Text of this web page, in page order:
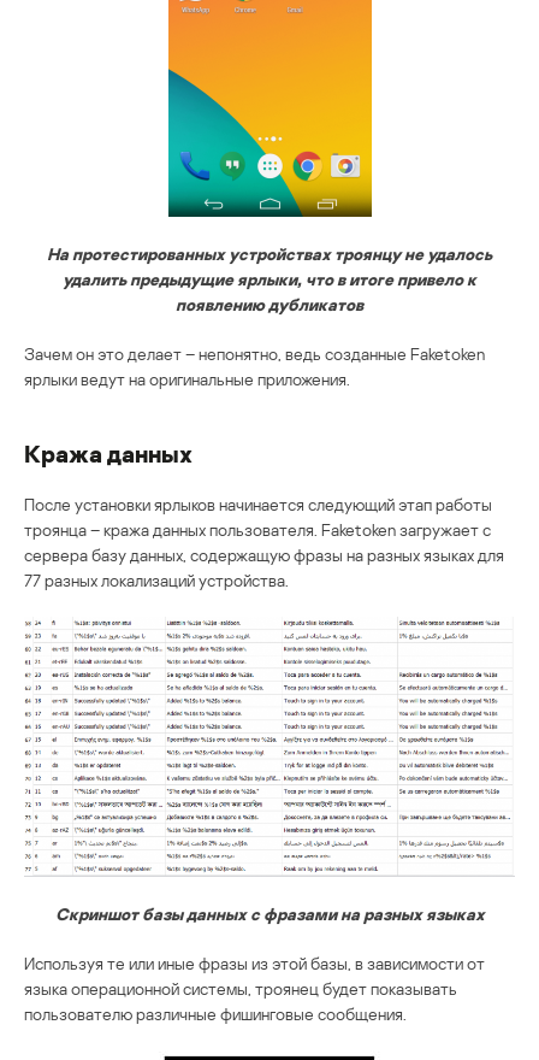
На протестированных устройствах троянцу не удалось
удалить предыдущие ярлыки, что в итоге привело к
появлению дубликатов
Зачем он это делает – непонятно, ведь созданные Faketoken
ярлыки ведут на оригинальные приложения.
Кража данных
После установки ярлыков начинается следующий этап работы
троянца – кража данных пользователя. Faketoken загружает с
сервера базу данных, содержащую фразы на разных языках для
77 разных локализаций устройства.
Скриншот базы данных с фразами на разных языках
Используя те или иные фразы из этой базы, в зависимости от
языка операционной системы, троянец будет показывать
пользователю различные фишинговые сообщения.